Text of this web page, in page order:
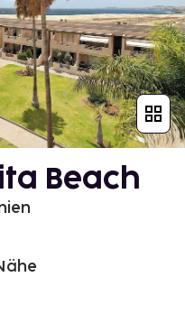
Beach